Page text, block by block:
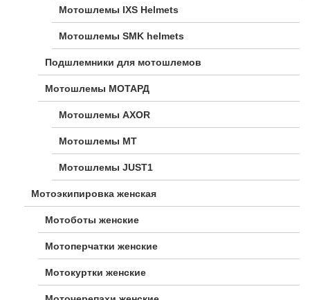
Мотошлемы IXS Helmets
Мотошлемы SMK helmets
Подшлемники для мотошлемов
Мотошлемы МОТАРД
Мотошлемы AXOR
Мотошлемы MT
Мотошлемы JUST1
Мотоэкипировка женская
Мотоботы женские
Мотоперчатки женские
Мотокуртки женские